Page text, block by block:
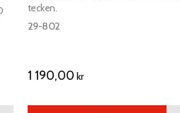
tecken.
29-802
1 190,00 kr